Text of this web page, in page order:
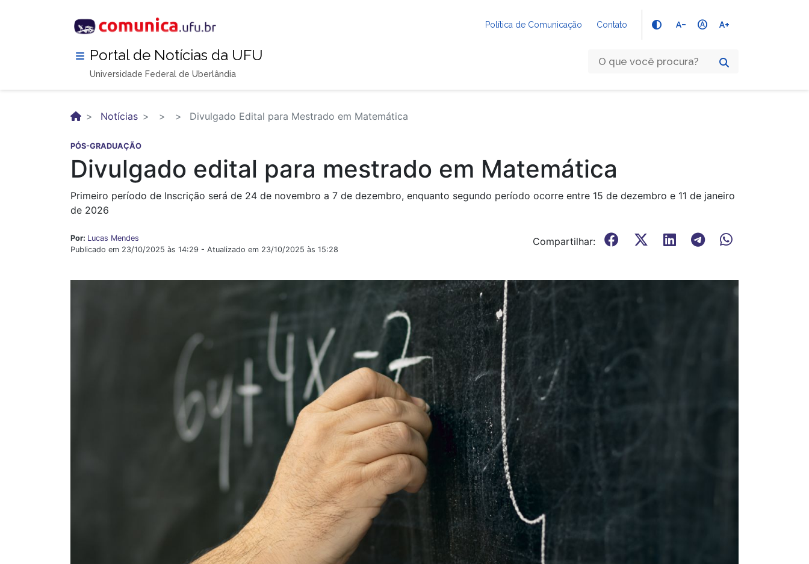
Política de Comunicação Contato text_decrease hdr_auto text_increase
Portal de Notícias da UFU
Universidade Federal de Uberlândia
Notícias Divulgado Edital para Mestrado em Matemática
PÓS-GRADUAÇÃO
Divulgado edital para mestrado em Matemática
Primeiro período de Inscrição será de 24 de novembro a 7 de dezembro, enquanto segundo período ocorre entre 15 de dezembro e 11 de janeiro
de 2026
Por: Lucas Mendes
Publicado em 23/10/2025 às 14:29 - Atualizado em 23/10/2025 às 15:28
Compartilhar: